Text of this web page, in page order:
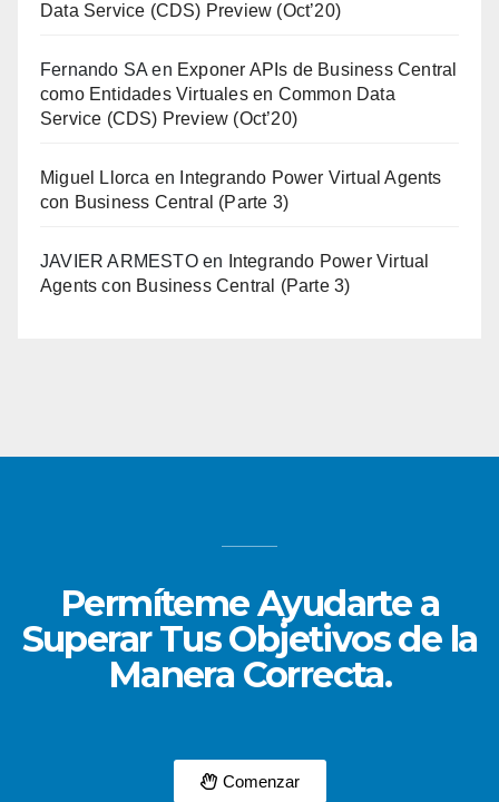
Data Service (CDS) Preview (Oct’20)
Fernando SA en Exponer APIs de Business Central
como Entidades Virtuales en Common Data
Service (CDS) Preview (Oct’20)
Miguel Llorca en
Integrando Power Virtual Agents
con Business Central (Parte 3)
JAVIER ARMESTOen
Integrando Power Virtual
Agents con Business Central (Parte 3)
Permíteme Ayudarte a
Superar Tus Objetivos de la
Manera Correcta.
Comenzar